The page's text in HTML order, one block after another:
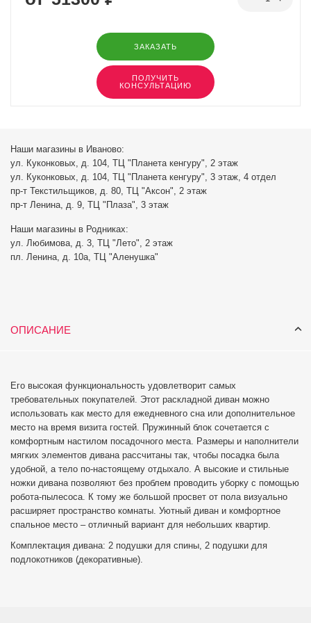
ЗАКАЗАТЬ
ПОЛУЧИТЬ
КОНСУЛЬТАЦИЮ
Наши магазины в Иваново:
ул. Куконковых, д. 104, ТЦ "Планета кенгуру", 2 этаж
ул. Куконковых, д. 104, ТЦ "Планета кенгуру", 3 этаж, 4 отдел
пр-т Текстильщиков, д. 80, ТЦ "Аксон", 2 этаж
пр-т Ленина, д. 9, ТЦ "Плаза", 3 этаж
Наши магазины в Родниках:
ул. Любимова, д. 3, ТЦ "Лето", 2 этаж
пл. Ленина, д. 10а, ТЦ "Аленушка"
ОПИСАНИЕ
Его высокая функциональность удовлетворит самых
требовательных покупателей. Этот раскладной диван можно
использовать как место для ежедневного сна или дополнительное
место на время визита гостей. Пружинный блок сочетается с
комфортным настилом посадочного места. Размеры и наполнители
мягких элементов дивана рассчитаны так, чтобы посадка была
удобной, а тело по-настоящему отдыхало. А высокие и стильные
ножки дивана позволяют без проблем проводить уборку с помощью
робота-пылесоса. К тому же большой просвет от пола визуально
расширяет пространство комнаты. Уютный диван и комфортное
спальное место – отличный вариант для небольших квартир.
Комплектация дивана: 2 подушки для спины, 2 подушки для
подлокотников (декоративные).